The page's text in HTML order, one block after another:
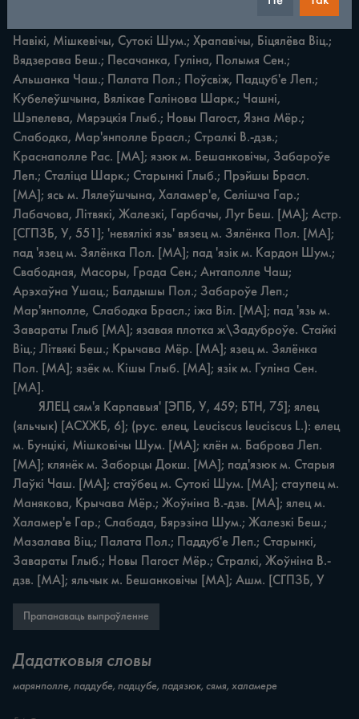
Жоўніна В.-дзв. [МА]; вязь ж. Вялікія Пашкі Шарк. [МА];
Навікі, Мішкевічы, Сутокі Шум.; Храпавічы, Біцялёва Віц.;
Вядзерава Беш.; Песачанка, Гуліна, Полымя Сен.;
Альшанка Чаш.; Палата Пол.; Поўсвіж, Падцуб'е Леп.;
Кубелеўшчына, Вялікае Галінова Шарк.; Чашні,
Шэпелева, Мярэцкія Глыб.; Новы Пагост, Язна Мёр.;
Слабодка, Мар'янполле Брасл.; Стралкі В.-дзв.;
Краснаполле Рас. [МА]; язюк м. Бешанковічы, Забароўе
Леп.; Сталіца Шарк.; Старынкі Глыб.; Прэйшы Брасл.
[МА]; ясь м. Лялеўшчына, Халамер'е, Селішча Гар.;
Лабачова, Літвякі, Жалезкі, Гарбачы, Луг Беш. [МА]; Астр.
[СГПЗБ, У, 551]; 'невялікі язь' вязец м. Зялёнка Пол. [МА];
пад 'язец м. Зялёнка Пол. [МА]; пад 'язік м. Кардон Шум.;
Свабодная, Масоры, Града Сен.; Антаполле Чаш;
Арэхаўна Ушац.; Балдышы Пол.; Забароўе Леп.;
Мар'янполле, Слабодка Брасл.; іжа Віл. [МА]; пад 'язь м.
Завараты Глыб [МА]; язавая плотка ж\Задуброўе. Стайкі
Віц.; Літвякі Беш.; Крычава Мёр. [МА]; язец м. Зялёнка
Пол. [МА]; язёк м. Кішы Глыб. [МА]; язік м. Гуліна Сен.
[МА].
(яльчык) [АСХЖБ, 6]; (рус. елец, Leuciscus leuciscus L.): елец
м. Бунцікі, Мішковічы Шум. [МА]; клён м. Баброва Леп.
[МА]; клянёк м. Заборцы Докш. [МА]; пад'язюк м. Старыя
Лаўкі Чаш. [МА]; стаўбец м. Сутокі Шум. [МА]; стаупец м.
Манякова, Крычава Мёр.; Жоўніна В.-дзв. [МА]; ялец м.
Халамер'е Гар.; Слабада, Бярэзіна Шум.; Жалезкі Беш.;
Мазалава Віц.; Палата Пол.; Паддуб'е Леп.; Старынкі,
Завараты Глыб.; Новы Пагост Мёр.; Стралкі, Жоўніна В.-
дзв. [МА]; яльчык м. Бешанковічы [МА]; Ашм. [СГПЗБ, У
Прапанаваць выпраўленне
Дадатковыя словы
марянполле, паддубе, падцубе, падязюк, сямя, халамере